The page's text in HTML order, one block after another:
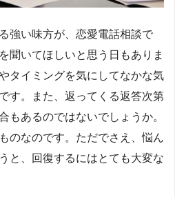
強い味方が、恋愛電話相談で
聞いてほしいと思う日もありま
タイミングを気にしてなかな気
す。また、返ってくる返答次第
もあるのではないでしょうか。
のなのです。ただでさえ、悩ん
と、回復するにはとても大変な